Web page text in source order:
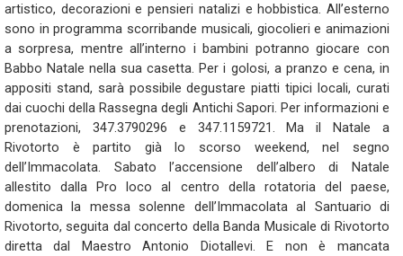
artistico, decorazioni e pensieri natalizi e hobbistica. All’esterno
sono in programma scorribande musicali, giocolieri e animazioni
a sorpresa, mentre all’interno i bambini potranno giocare con
Babbo Natale nella sua casetta. Per i golosi, a pranzo e cena, in
appositi stand, sarà possibile degustare piatti tipici locali, curati
dai cuochi della Rassegna degli Antichi Sapori. Per informazioni e
prenotazioni, 347.3790296 e 347.1159721. Ma il Natale a
Rivotorto è partito già lo scorso weekend, nel segno
dell’Immacolata. Sabato l’accensione dell’albero di Natale
allestito dalla Pro loco al centro della rotatoria del paese,
domenica la messa solenne dell’Immacolata al Santuario di
Rivotorto, seguita dal concerto della Banda Musicale di Rivotorto
diretta dal Maestro Antonio Diotallevi. E non è mancata